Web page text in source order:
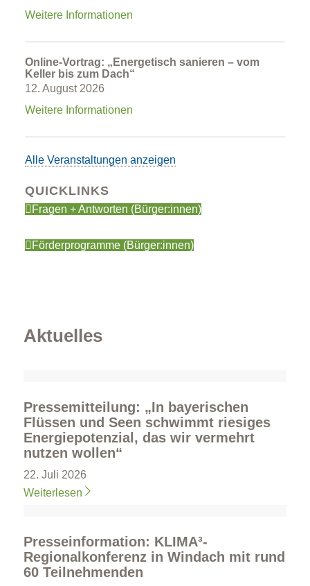
Weitere Informationen
Online-Vortrag: „Energetisch sanieren – vom
Keller bis zum Dach“
12. August 2026
Weitere Informationen
Alle Veranstaltungen anzeigen
QUICKLINKS
Fragen + Antworten (Bürger:innen)
Förderprogramme (Bürger:innen)
Aktuelles
Pressemitteilung: „In bayerischen
Flüssen und Seen schwimmt riesiges
Energiepotenzial, das wir vermehrt
nutzen wollen“
22. Juli 2026
Weiterlesen
Presseinformation: KLIMA³-
Regionalkonferenz in Windach mit rund
60 Teilnehmenden